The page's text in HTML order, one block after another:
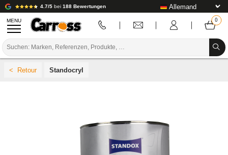
4.7/5 bei 188 Bewertungen
MENU
KAROSSERIE-VERBRAUCHSMATERIAL
Standocryl